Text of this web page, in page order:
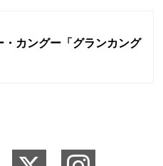
カングー「グランカング